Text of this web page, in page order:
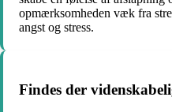
opmærksomheden væk fra
angst og stress.
Findes der